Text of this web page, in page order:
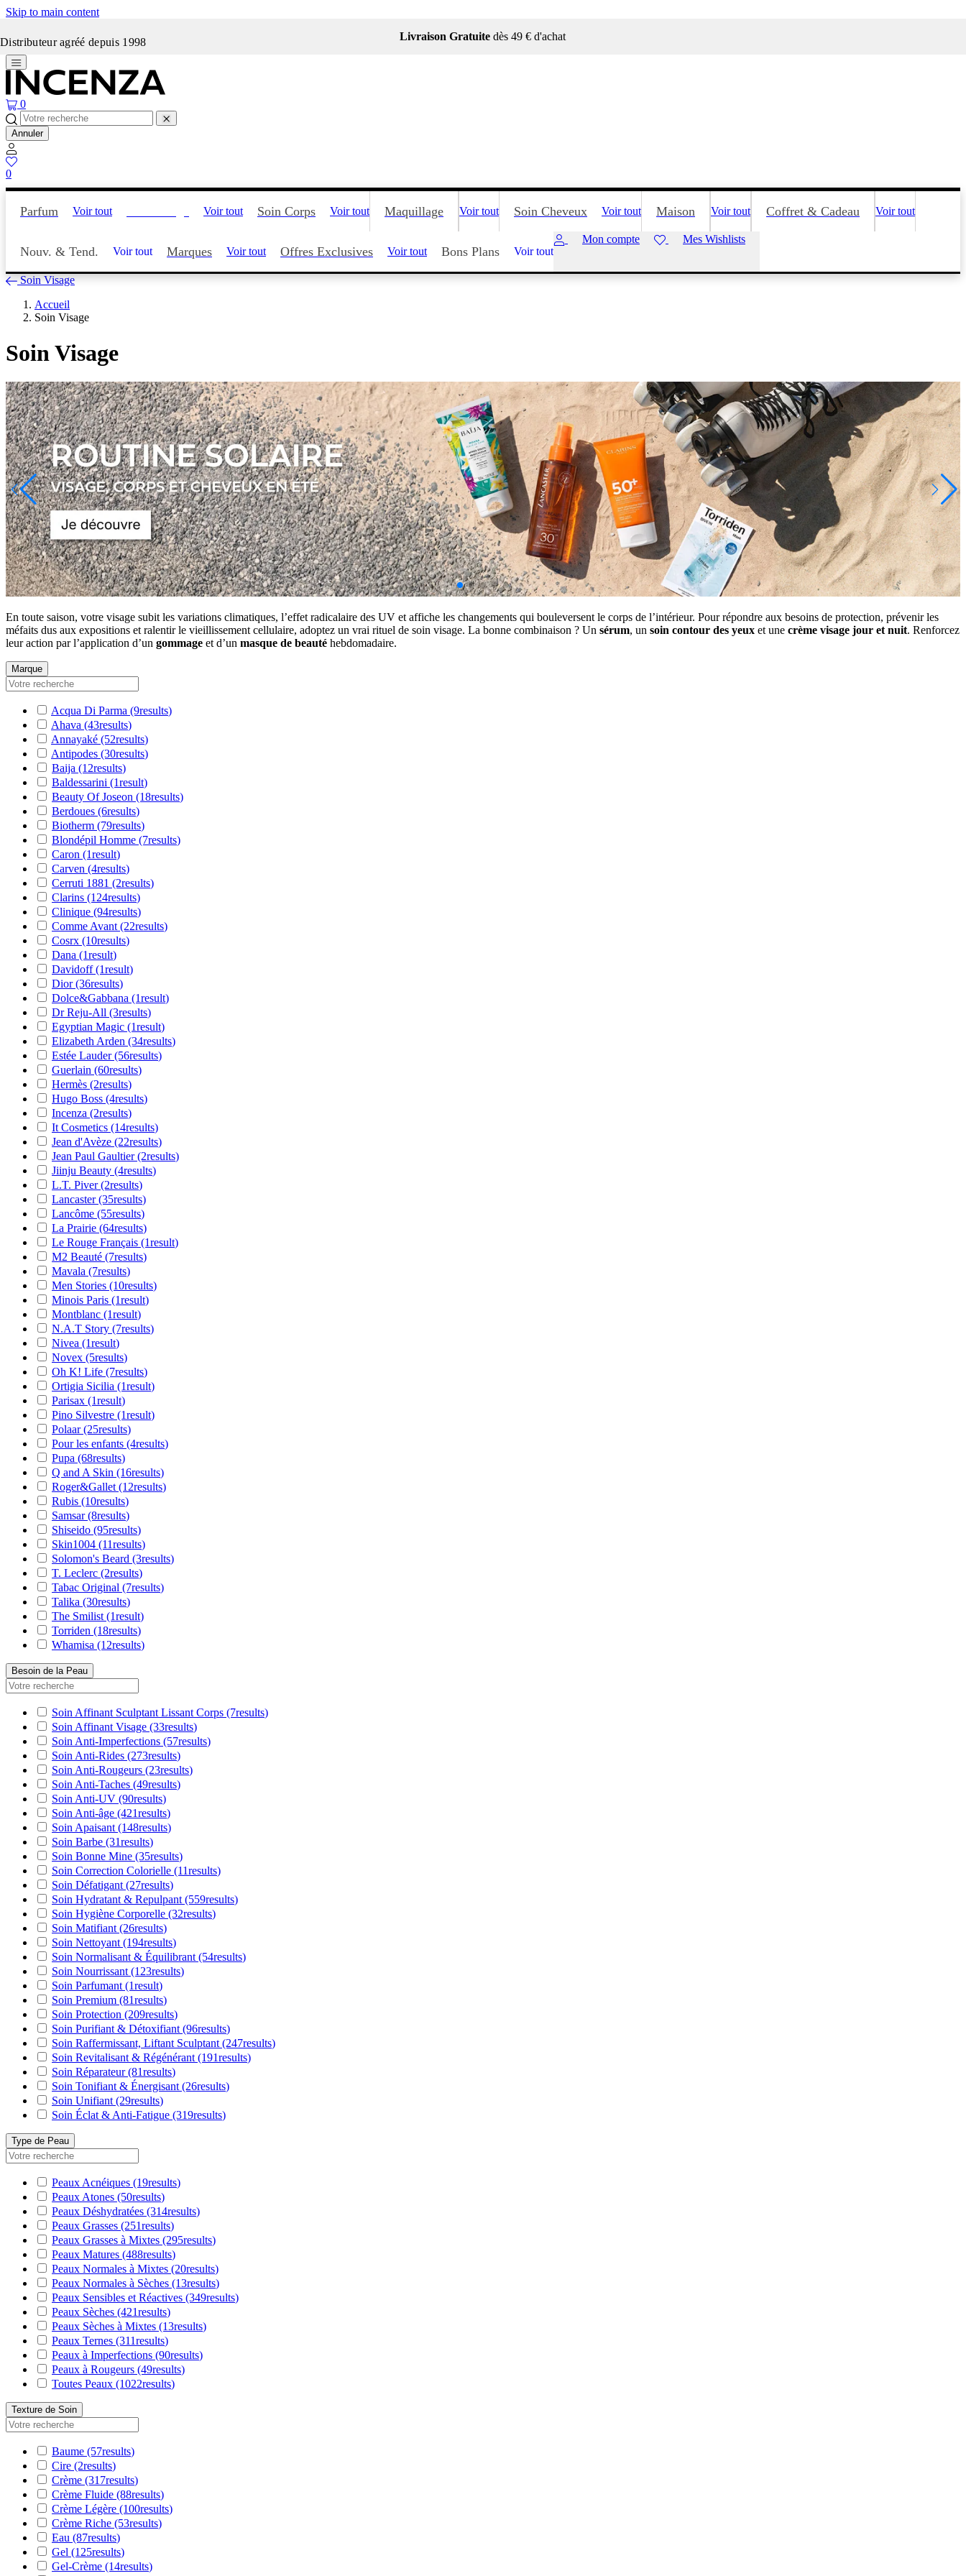
Skip to main content
Distributeur agréé depuis 1998Incenza fait peau neuve Livraison Gratuitedès 49 € d'achat
0
Annuler
0
Parfum Voir tout Voir tout Soin Corps Voir tout Maquillage Voir tout Soin Cheveux Voir tout Maison Voir tout Coffret & Cadeau Voir tout
Nouv. & Tend. Voir tout Marques Voir tout Offres Exclusives Voir tout Bons Plans Voir tout
Mon compte Mes Wishlists
Soin Visage
Accueil
Soin Visage
Soin Visage
En toute saison, votre visage subit les variations climatiques, l’effet radicalaire des UV et affiche les changements qui bouleversent le corps de l’intérieur. Pour répondre aux besoins de protection, prévenir les
méfaits dus aux expositions et ralentir le vieillissement cellulaire, adoptez un vrai rituel de soin visage. La bonne combinaison ? Un sérum, un soin contour des yeux et une crème visage jour et nuit. Renforcez
leur action par l’application d’un gommage et d’un masque de beauté hebdomadaire.
Marque
Acqua Di Parma (9results)
Ahava (43results)
Annayaké (52results)
Antipodes (30results)
Baija (12results)
Baldessarini (1result)
Beauty Of Joseon (18results)
Berdoues (6results)
Biotherm (79results)
Blondépil Homme (7results)
Caron (1result)
Carven (4results)
Cerruti 1881 (2results)
Clarins (124results)
Clinique (94results)
Comme Avant (22results)
Cosrx (10results)
Dana (1result)
Davidoff(1result)
Dior(36results)
Dolce&Gabbana (1result)
Dr Reju-All (3results)
Egyptian Magic (1result)
Elizabeth Arden (34results)
Estée Lauder(56results)
Guerlain (60results)
Hermès (2results)
Hugo Boss (4results)
Incenza (2results)
It Cosmetics (14results)
Jean d'Avèze (22results)
Jean Paul Gaultier(2results)
Jiinju Beauty (4results)
L.T. Piver(2results)
Lancaster(35results)
Lancôme (55results)
La Prairie (64results)
Le Rouge Français (1result)
M2 Beauté (7results)
Mavala (7results)
Men Stories (10results)
Minois Paris (1result)
Montblanc (1result)
N.A.T Story (7results)
Nivea (1result)
Novex (5results)
Oh K! Life (7results)
Ortigia Sicilia (1result)
Parisax (1result)
Pino Silvestre (1result)
Polaar(25results)
Pour les enfants (4results)
Pupa (68results)
Q and A Skin (16results)
Roger&Gallet (12results)
Rubis (10results)
Samsar(8results)
Shiseido (95results)
Skin1004 (11results)
Solomon's Beard (3results)
T. Leclerc (2results)
Tabac Original (7results)
Talika (30results)
The Smilist (1result)
Torriden (18results)
Whamisa (12results)
Besoin de la Peau
Soin Affinant Sculptant Lissant Corps (7results)
Soin Affinant Visage (33results)
Soin Anti-Imperfections (57results)
Soin Anti-Rides (273results)
Soin Anti-Rougeurs (23results)
Soin Anti-Taches (49results)
Soin Anti-UV (90results)
Soin Anti-âge (421results)
Soin Apaisant (148results)
Soin Barbe (31results)
Soin Bonne Mine (35results)
Soin Correction Colorielle (11results)
Soin Défatigant (27results)
Soin Hydratant & Repulpant (559results)
Soin Hygiène Corporelle (32results)
Soin Matifiant (26results)
Soin Nettoyant (194results)
Soin Normalisant & Équilibrant (54results)
Soin Nourrissant (123results)
Soin Parfumant (1result)
Soin Premium (81results)
Soin Protection (209results)
Soin Purifiant & Détoxifiant (96results)
Soin Raffermissant, Liftant Sculptant (247results)
Soin Revitalisant & Régénérant (191results)
Soin Réparateur(81results)
Soin Tonifiant & Énergisant (26results)
Soin Unifiant (29results)
Soin Éclat & Anti-Fatigue (319results)
Type de Peau
Peaux Acnéiques (19results)
Peaux Atones (50results)
Peaux Déshydratées (314results)
Peaux Grasses (251results)
Peaux Grasses à Mixtes (295results)
Peaux Matures (488results)
Peaux Normales à Mixtes (20results)
Peaux Normales à Sèches (13results)
Peaux Sensibles et Réactives (349results)
Peaux Sèches (421results)
Peaux Sèches à Mixtes (13results)
Peaux Ternes (311results)
Peaux à Imperfections (90results)
Peaux à Rougeurs (49results)
Toutes Peaux (1022results)
Texture de Soin
Baume (57results)
Cire (2results)
Crème (317results)
Crème Fluide (88results)
Crème Légère (100results)
Crème Riche (53results)
Eau (87results)
Gel (125results)
Gel-Crème (14results)